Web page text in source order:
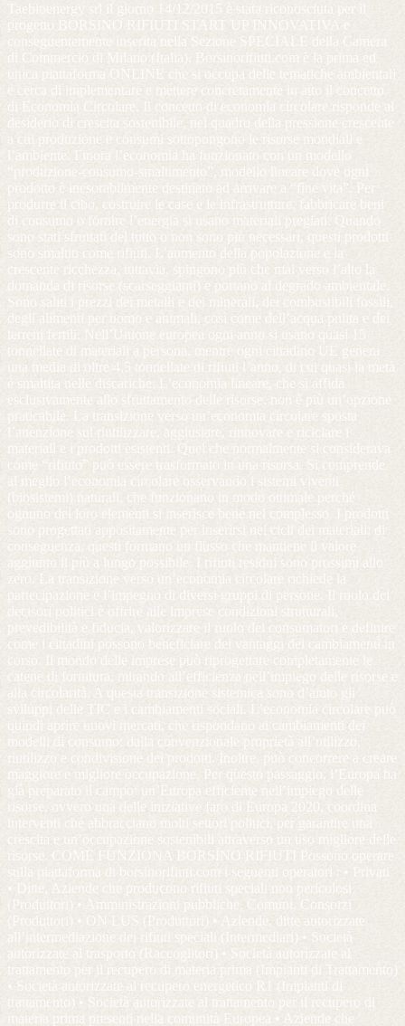
Taebioenergy srl il giorno 14/12/2015 è stata riconosciuta per il
progetto BORSINO RIFIUTI START UP INNOVATIVA e
conseguentemente inserita nella Sezione SPECIALE della Camera
di Commercio di Milano (Italia). Borsinorifiuti.com è la prima ed
unica piattaforma ONLINE che si occupa delle tematiche ambientali
e cerca di implementare e mettere concretamente in atto il concetto
di Economia Circolare. Il concetto di economia circolare risponde al
desiderio di crescita sostenibile, nel quadro della pressione crescente
a cui produzione e consumi sottopongono le risorse mondiali e
l’ambiente. Finora l’economia ha funzionato con un modello
“produzione-consumo-smaltimento”, modello lineare dove ogni
prodotto è inesorabilmente destinato ad arrivare a “fine vita”. Per
produrre il cibo, costruire le case e le infrastrutture, fabbricare beni
di consumo o fornire l’energia si usano materiali pregiati. Quando
sono stati sfruttati del tutto o non sono più necessari, questi prodotti
sono smaltiti come rifiuti. L’aumento della popolazione e la
crescente ricchezza, tuttavia, spingono più che mai verso l’alto la
domanda di risorse (scarseggianti) e portano al degrado ambientale.
Sono saliti i prezzi dei metalli e dei minerali, dei combustibili fossili,
degli alimenti per uomo e animali, così come dell’acqua pulita e dei
terreni fertili. Nell’Unione europea ogni anno si usano quasi 15
tonnellate di materiali a persona, mentre ogni cittadino UE genera
una media di oltre 4,5 tonnellate di rifiuti l’anno, di cui quasi la metà
è smaltita nelle discariche. L’economia lineare, che si affida
esclusivamente allo sfruttamento delle risorse, non è più un’opzione
praticabile. La transizione verso un’economia circolare sposta
l’attenzione sul riutilizzare, aggiustare, rinnovare e riciclare i
materiali e i prodotti esistenti. Quel che normalmente si considerava
come “rifiuto” può essere trasformato in una risorsa. Si comprende
al meglio l’economia circolare osservando i sistemi viventi
(biosistemi) naturali, che funzionano in modo ottimale perché
ognuno dei loro elementi si inserisce bene nel complesso. I prodotti
sono progettati appositamente per inserirsi nei cicli dei materiali: di
conseguenza, questi formano un flusso che mantiene il valore
aggiunto il più a lungo possibile. I rifiuti residui sono prossimi allo
zero. La transizione verso un’economia circolare richiede la
partecipazione e l’impegno di diversi gruppi di persone. Il ruolo dei
decisori politici è offrire alle imprese condizioni strutturali,
prevedibilità e fiducia, valorizzare il ruolo dei consumatori e definire
come i cittadini possono beneficiare dei vantaggi dei cambiamenti in
corso. Il mondo delle imprese può riprogettare completamente le
catene di fornitura, mirando all’efficienza nell’impiego delle risorse e
alla circolarità. A questa transizione sistemica sono d’aiuto gli
sviluppi delle TIC e i cambiamenti sociali. L’economia circolare può
quindi aprire nuovi mercati, che rispondano ai cambiamenti dei
modelli di consumo: dalla convenzionale proprietà all’utilizzo,
riutilizzo e condivisione dei prodotti. Inoltre, può concorrere a creare
maggiore e migliore occupazione. Per questo passaggio, l’Europa ha
già preparato il campo: un’Europa efficiente nell’impiego delle
risorse, ovvero una delle iniziative faro di Europa 2020, coordina
interventi che abbracciano molti settori politici, per garantire una
crescita e un’occupazione sostenibili attraverso un uso migliore delle
risorse. COME FUNZIONA BORSINO RIFIUTI Possono operare
sulla piattaforma di borsinorifiuti.com i seguenti operatori : • Privati
• Ditte, Aziende che producono rifiuti speciali non pericolosi
(Produttori) • Amministrazioni pubbliche, Comuni, Consorzi
(Produttori) • ON LUS (Produttori) • Aziende, ditte autorizzate
all’intermediazione dei rifiuti speciali (Intermediari) • Società
autorizzate al trasporto (Raccoglitori) • Società autorizzate al
trattamento per il recupero di materia prima (Impianti di Trattamento)
• Società autorizzate al recupero energetico R1 (Impianti di
trattamento) • Società autorizzate al trattamento per il recupero di
materia prima presenti nella comunità Europea • Aziende che